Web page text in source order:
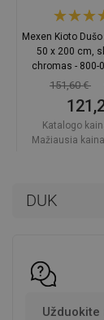
DUK
Užduokite
Mexen Kioto
50 x 200 cm,
chromas - 800-
151,60 €
Katalogo
Mažiausia